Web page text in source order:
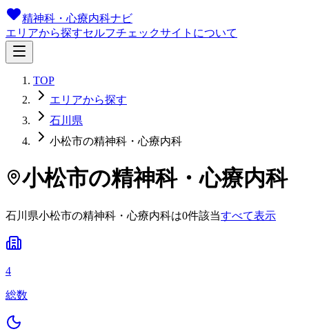
精神科・心療内科ナビ
エリアから探すセルフチェックサイトについて
TOP
エリアから探す
石川県
小松市の精神科・心療内科
小松市の精神科・心療内科
石川県小松市の精神科・心療内科は0件該当すべて表示
4
総数